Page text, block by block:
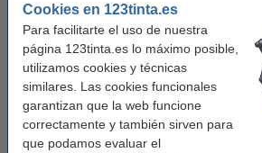
Cookies en 123tinta.es
Para facilitarte el uso de nuestra
página 123tinta.es lo máximo posible,
utilizamos cookies y técnicas
similares. Las cookies funcionales
garantizan que la web funcione
correctamente y también sirven para
que podamos evaluar el
123tinta Papel fotográfico
Premium Glossy brillo alto | 10 x
15 cm | 260g | 100 hojas
10,50 € Incl. 21% IVA
Power